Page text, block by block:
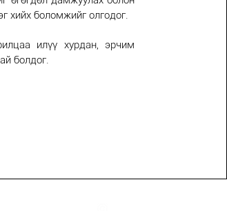
хийх боломжийг олгодог.
илүү хурдан, эрчим
болдог.